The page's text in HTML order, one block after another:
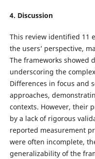
4. Discussion
This review identified 11
the users’ perspective,
The frameworks showed
underscoring the
Differences in focus and
approaches,
contexts. However, their
by a lack of rigorous
reported measurement
were often incomplete,
generalizability of the